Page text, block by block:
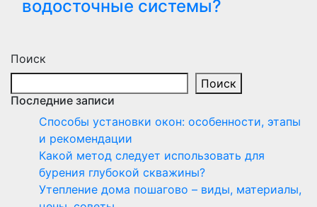
водосточные системы?
Поиск
Поиск
Последние записи
Способы установки окон: особенности, этапы
и рекомендации
Какой метод следует использовать для
бурения глубокой скважины?
Утепление дома пошагово – виды, материалы,